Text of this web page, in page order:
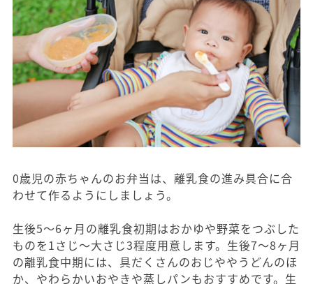
0歳児の赤ちゃんのお弁当は、離乳食の進み具合に合
わせて作るようにしましょう。
生後5～6ヶ月の離乳食初期はおかゆや野菜をつぶした
ものを1さじ～大さじ3程度用意します。生後7～8ヶ月
の離乳食中期には、具だくさんのおじややうどんのほ
か、やわらかいおやきや蒸しパンもおすすめです。生